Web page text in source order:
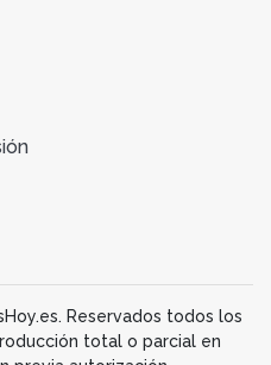
Reservados todos los
total o parcial en